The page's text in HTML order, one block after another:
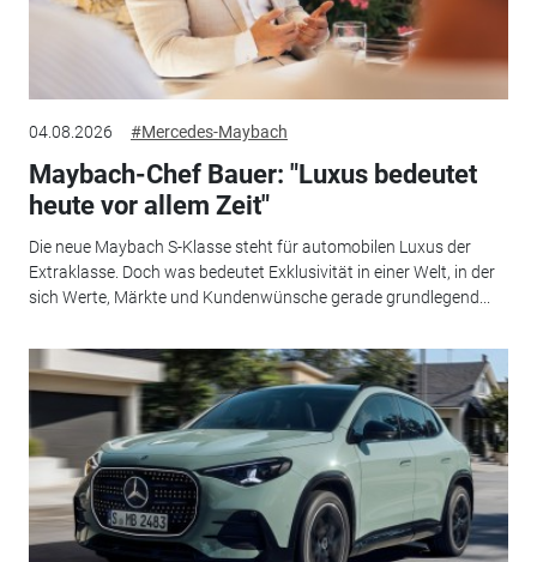
04.08.2026 #Mercedes-Maybach
Maybach-Chef Bauer: "Luxus bedeutet
heute vor allem Zeit"
Die neue Maybach S-Klasse steht für automobilen Luxus der
Extraklasse. Doch was bedeutet Exklusivität in einer Welt, in der
sich Werte, Märkte und Kundenwünsche gerade grundlegend...